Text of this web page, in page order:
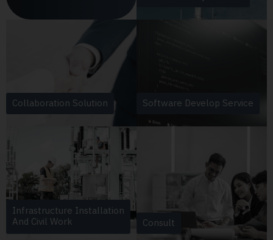
Collaboration Solution Software Develop Service
Infrastructure Installation
And Civil Work Consult